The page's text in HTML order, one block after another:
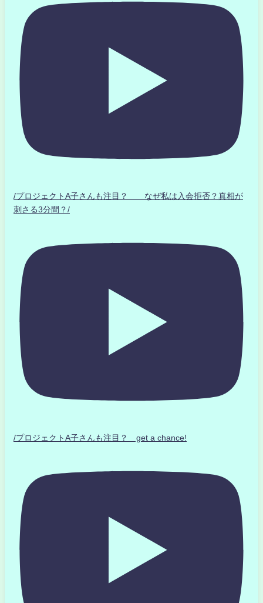
/プロジェクトA子さんも注目？ なぜ私は入会拒否？真相が
刺さる3分間？/
/プロジェクトA子さんも注目？ get a chance!